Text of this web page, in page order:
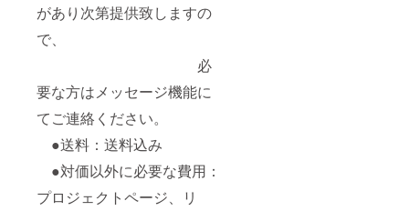
があり次第提供致しますの
で、
必
要な方はメッセージ機能に
てご連絡ください。
●送料：送料込み
●対価以外に必要な費用：
プロジェクトページ、リ